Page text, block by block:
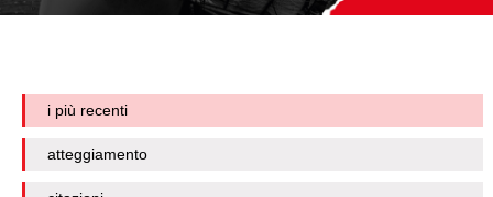
i più recenti
atteggiamento